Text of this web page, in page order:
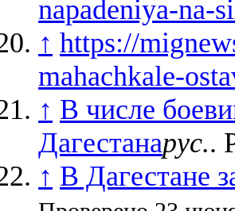
napadeniya-na-
↑ https://
mahachkale-
↑ В числе
Дагестанарус..
↑ В Дагестане